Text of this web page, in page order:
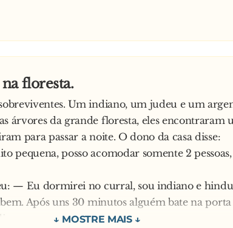
morte?
— respondeu o italiano.
e huga-bula no italiano.
para o argentino:
eu disser huga-bula, os nativos vão me
morrer!
floresta.
Um indiano, um judeu e um
árvores da grande floresta, eles encontraram
para passar a noite. O dono da casa disse:
pequena, posso acomodar somente 2
— Eu dormirei no curral, sou indiano e
Após uns 30 minutos alguém bate na porta